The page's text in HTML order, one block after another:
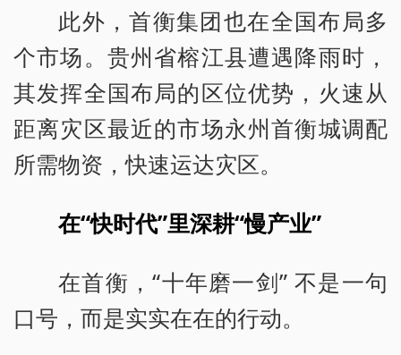
此外，首衡集团也在全国布局多
个市场。贵州省榕江县遭遇降雨时，
其发挥全国布局的区位优势，火速从
距离灾区最近的市场永州首衡城调配
所需物资，快速运达灾区。
在“快时代”里深耕“慢产业”
在首衡，“十年磨一剑” 不是一句
口号，而是实实在在的行动。